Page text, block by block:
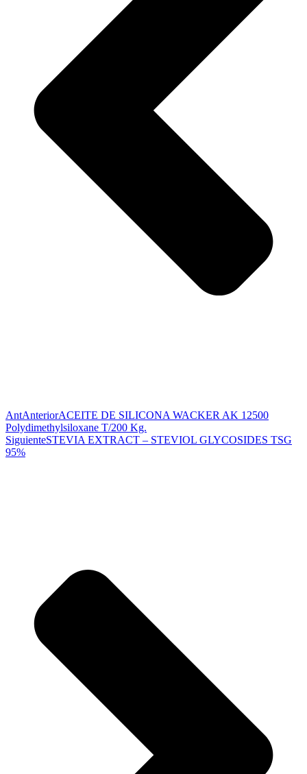
AntAnteriorACEITE DE SILICONA WACKER AK 12500
Polydimethylsiloxane T/200 Kg.
SiguienteSTEVIA EXTRACT – STEVIOL GLYCOSIDES TSG
95%